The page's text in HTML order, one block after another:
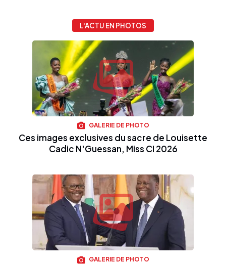
L'ACTU EN PHOTOS
GALERIE DE PHOTO
Ces images exclusives du sacre de Louisette
Cadic N'Guessan, Miss CI 2026
GALERIE DE PHOTO